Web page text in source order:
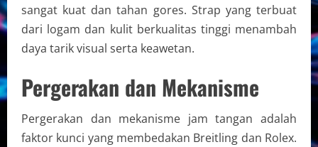
sangat kuat dan tahan gores. Strap yang terbuat
dari logam dan kulit berkualitas tinggi menambah
daya tarik visual serta keawetan.
Pergerakan dan Mekanisme
Pergerakan dan mekanisme jam tangan adalah
faktor kunci yang membedakan Breitling dan Rolex.